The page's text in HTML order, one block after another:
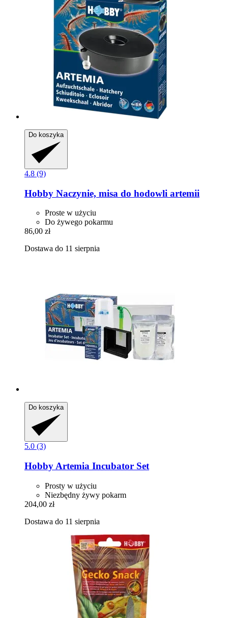
Do koszyka
4.8 (9)
Hobby Naczynie, misa do hodowli artemii
Proste w użyciu
Do żywego pokarmu
86,00 zł
Dostawa do 11 sierpnia
Do koszyka
5.0 (3)
Hobby Artemia Incubator Set
Prosty w użyciu
Niezbędny żywy pokarm
204,00 zł
Dostawa do 11 sierpnia